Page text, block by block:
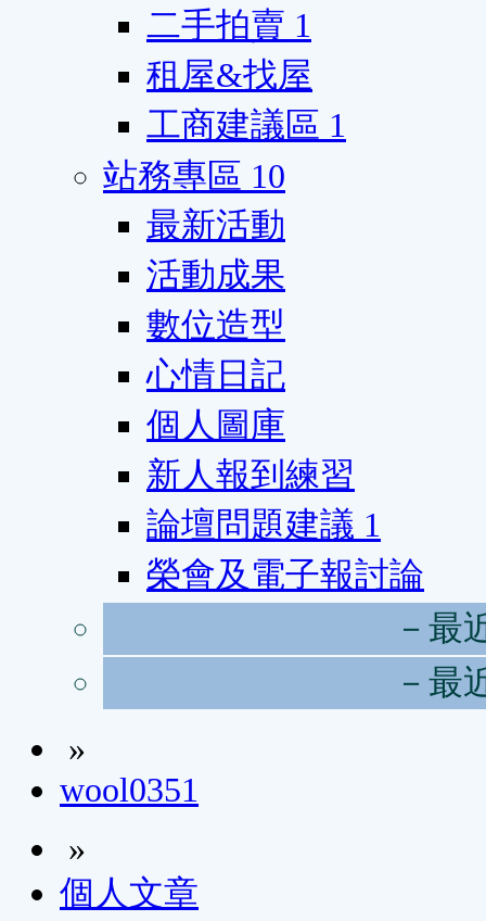
二手拍賣 1
租屋&找屋
工商建議區 1
站務專區 10
最新活動
活動成果
數位造型
心情日記
個人圖庫
新人報到練習
論壇問題建議 1
榮會及電子報討論
－最
－最
»
wool0351
»
個人文章